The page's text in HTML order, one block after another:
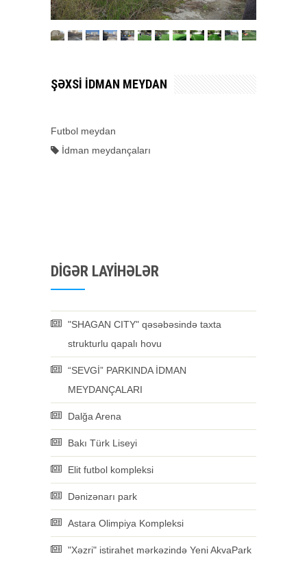
ŞƏXSI IDMAN MEYDAN
Futbol meydan
İdman meydançaları
DIGƏR LAYIHƏLƏR
"SHAGAN CITY" qəsəbəsində taxta
strukturlu qapalı hovu
“SEVGİ” PARKINDA İDMAN
MEYDANÇALARI
Dalğa Arena
Bakı Türk Liseyi
Elit futbol kompleksi
Dənizənarı park
Astara Olimpiya Kompleksi
"Xəzri" istirahet mərkəzində Yeni AkvaPark